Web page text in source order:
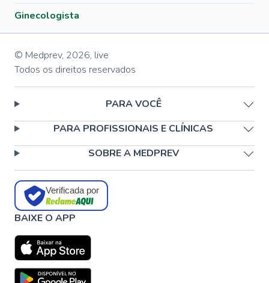
Ginecologista
© Medprev, 2026, live
Todos os direitos reservados
PARA VOCÊ
PARA PROFISSIONAIS E CLÍNICAS
SOBRE A MEDPREV
Verificada por
BAIXE O APP